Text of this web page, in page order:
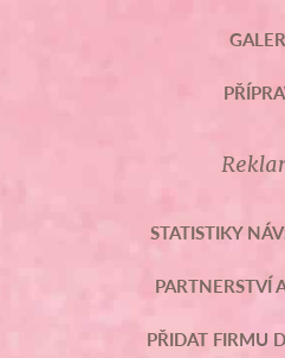
STATISTIKY
PARTNERSTVÍ
PŘIDAT FIRMU